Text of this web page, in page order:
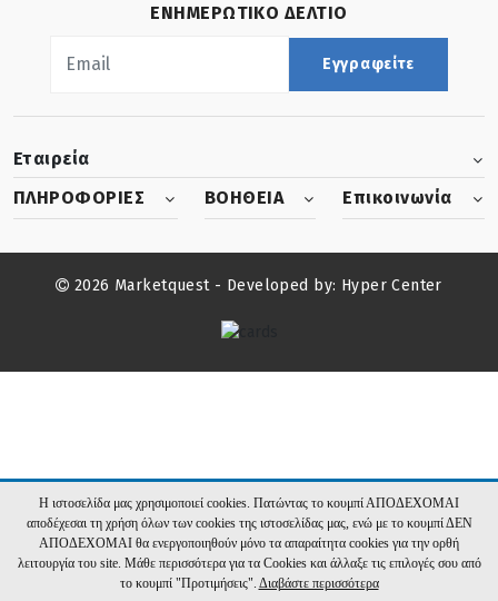
ΕΝΗΜΕΡΩΤΙΚΟ ΔΕΛΤΙΟ
Εγγραφείτε
Εταιρεία
ΠΛΗΡΟΦΟΡΙΕΣ
ΒΟΗΘΕΙΑ Επικοινωνία
2026 Marketquest - Developed by: Hyper Center
Η ιστοσελίδα μας χρησιμοποιεί cookies. Πατώντας το κουμπί ΑΠΟΔΕΧΟΜΑΙ
αποδέχεσαι τη χρήση όλων των cookies της ιστοσελίδας μας, ενώ με το κουμπί ΔΕΝ
ΑΠΟΔΕΧΟΜΑΙ θα ενεργοποιηθούν μόνο τα απαραίτητα cookies για την ορθή
λειτουργία του site. Μάθε περισσότερα για τα Cookies και άλλαξε τις επιλογές σου από
το κουμπί "Προτιμήσεις". Διαβάστε περισσότερα